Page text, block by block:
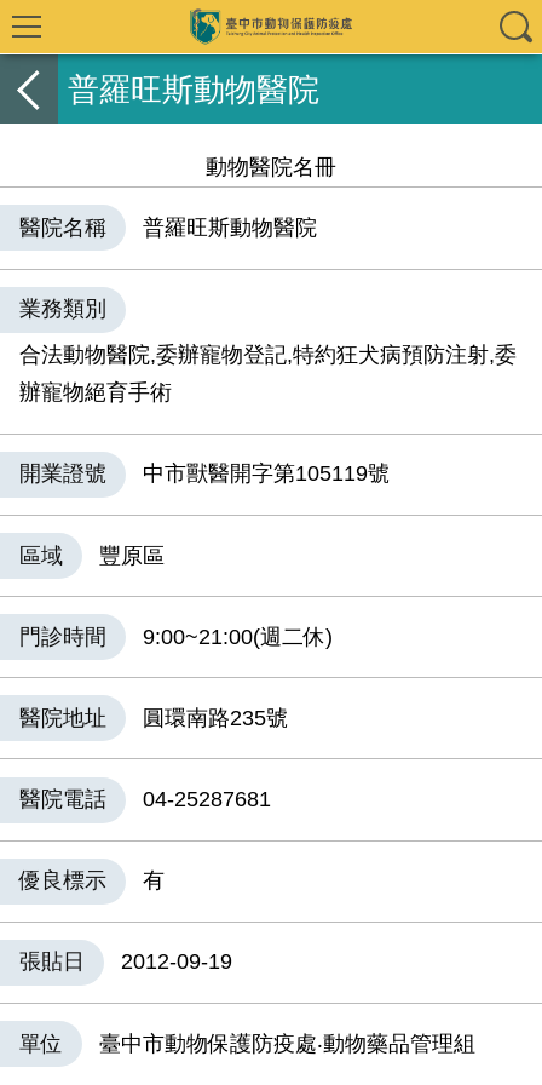
普羅旺斯動物醫院
動物醫院名冊
醫院名稱 普羅旺斯動物醫院
業務類別
合法動物醫院,委辦寵物登記,特約狂犬病預防注射,委
辦寵物絕育手術
開業證號 中市獸醫開字第105119號
區域 豐原區
門診時間 9:00~21:00(週二休)
醫院地址 圓環南路235號
醫院電話 04-25287681
優良標示 有
張貼日 2012-09-19
單位 臺中市動物保護防疫處‧動物藥品管理組